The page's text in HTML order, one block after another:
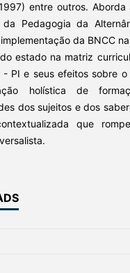
entre outros.
da Pedagogia da
da BNCC
estado na matriz
PI e seus efeitos sobre
holística de
dos sujeitos e dos
que